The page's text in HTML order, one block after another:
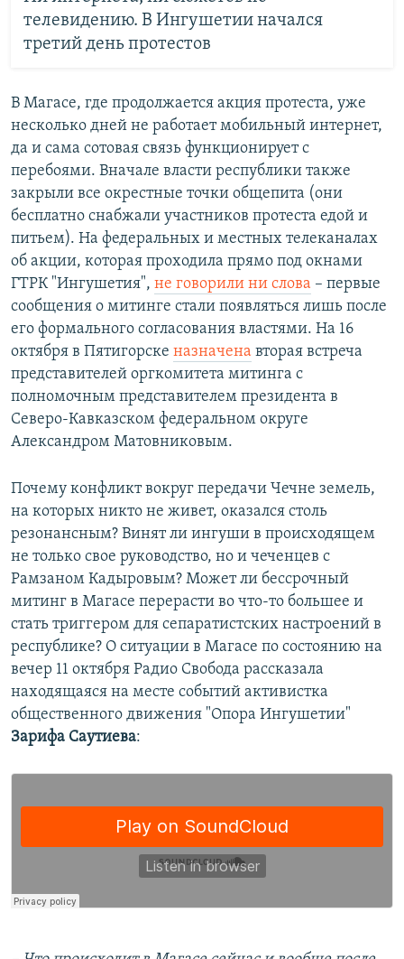
телевидению. В Ингушетии начался
третий день протестов
В Магасе, где продолжается акция протеста, уже
несколько дней не работает мобильный интернет,
да и сама сотовая связь функционирует с
перебоями. Вначале власти республики также
закрыли все окрестные точки общепита (они
бесплатно снабжали участников протеста едой и
питьем). На федеральных и местных телеканалах
об акции, которая проходила прямо под окнами
ГТРК "Ингушетия", не говорили ни слова – первые
сообщения о митинге стали появляться лишь после
его формального согласования властями. На 16
октября в Пятигорске назначена вторая встреча
представителей оргкомитета митинга с
полномочным представителем президента в
Северо-Кавказском федеральном округе
Александром Матовниковым.
Почему конфликт вокруг передачи Чечне земель,
на которых никто не живет, оказался столь
резонансным? Винят ли ингуши в происходящем
не только свое руководство, но и чеченцев с
Рамзаном Кадыровым? Может ли бессрочный
митинг в Магасе перерасти во что-то большее и
стать триггером для сепаратистских настроений в
республике? О ситуации в Магасе по состоянию на
вечер 11 октября Радио Свобода рассказала
находящаяся на месте событий активистка
общественного движения "Опора Ингушетии"
Зарифа Саутиева: